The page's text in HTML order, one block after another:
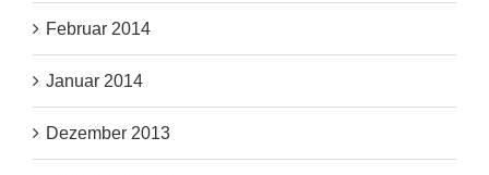
Februar 2014
Januar 2014
Dezember 2013